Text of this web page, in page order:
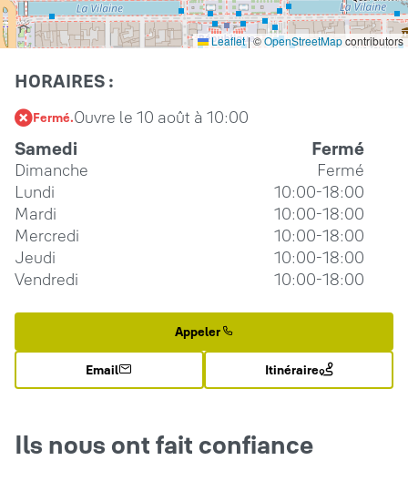
Leaflet |©OpenStreetMapcontributors
HORAIRES :
Fermé.Ouvre le 10 août à 10:00
Samedi Fermé
Dimanche
Fermé
Lundi
10:00-18:00
Mardi
10:00-18:00
Mercredi
10:00-18:00
Jeudi
10:00-18:00
Vendredi
10:00-18:00
Appeler
Email Itinéraire
Ils nous ont fait confiance